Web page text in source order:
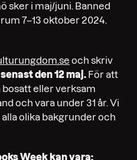
sker i maj/juni. Banned
7–13 oktober 2024.
och skriv
senast den 12 maj. För att
eller verksam
och vara under 31 år. Vi
olika bakgrunder och
Week kan vara: